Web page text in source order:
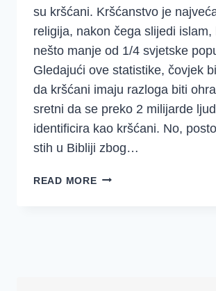
su kršćani. Kršćanstvo je
religija, nakon čega slijedi islam,
nešto manje od 1/4 svjetske
Gledajući ove statistike, čovjek
da kršćani imaju razloga biti
sretni da se preko 2 milijarde
identificira kao kršćani. No,
stih u Bibliji zbog…
READ MORESVI